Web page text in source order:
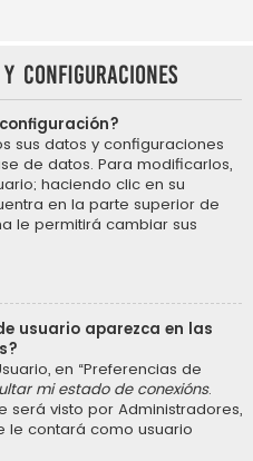
configuraciones
sus datos y configuraciones
de datos. Para modificarlos,
haciendo clic en su
en la parte superior de
le permitirá cambiar sus
usuario aparezca en las
en “Preferencias de
mi estado de conexións.
será visto por Administradores,
le contará como usuario